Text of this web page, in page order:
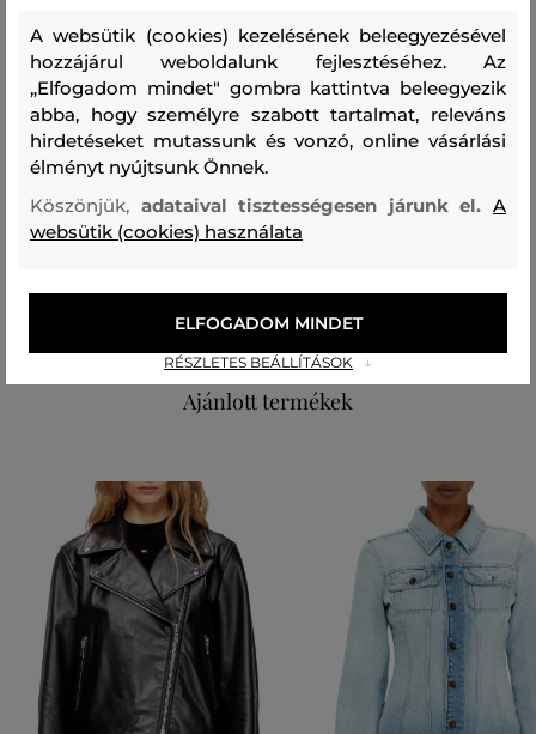
Összetétel
bélésanyag
100 %
PAMUT POLIAMID
Ajánlott termékek
A websütik (cookies) kezelésének beleegyezésével
hozzájárul weboldalunk fejlesztéséhez. Az
„Elfogadom mindet" gombra kattintva beleegyezik
abba, hogy személyre szabott tartalmat, releváns
hirdetéseket mutassunk és vonzó, online vásárlási
élményt nyújtsunk Önnek.
Köszönjük, adataival tisztességesen járunk el.A
websütik (cookies) használata
RÉSZLETES BEÁLLÍTÁSOK
ELFOGADOM MINDET